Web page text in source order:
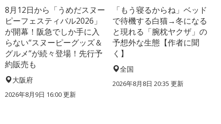
8月12日から「うめだスヌー
ピーフェスティバル2026」
が開幕！阪急でしか手に入
らない“スヌーピーグッズ＆
グルメ”が続々登場！先行予
約販売も
大阪府
2026年8月9日 16:00更新
「もう寝るからね」ベッド
で待機する白猫→冬になる
と現れる「腕枕ヤクザ」の
予想外な生態【作者に聞
く】
全国
2026年8月8日 20:35 更新